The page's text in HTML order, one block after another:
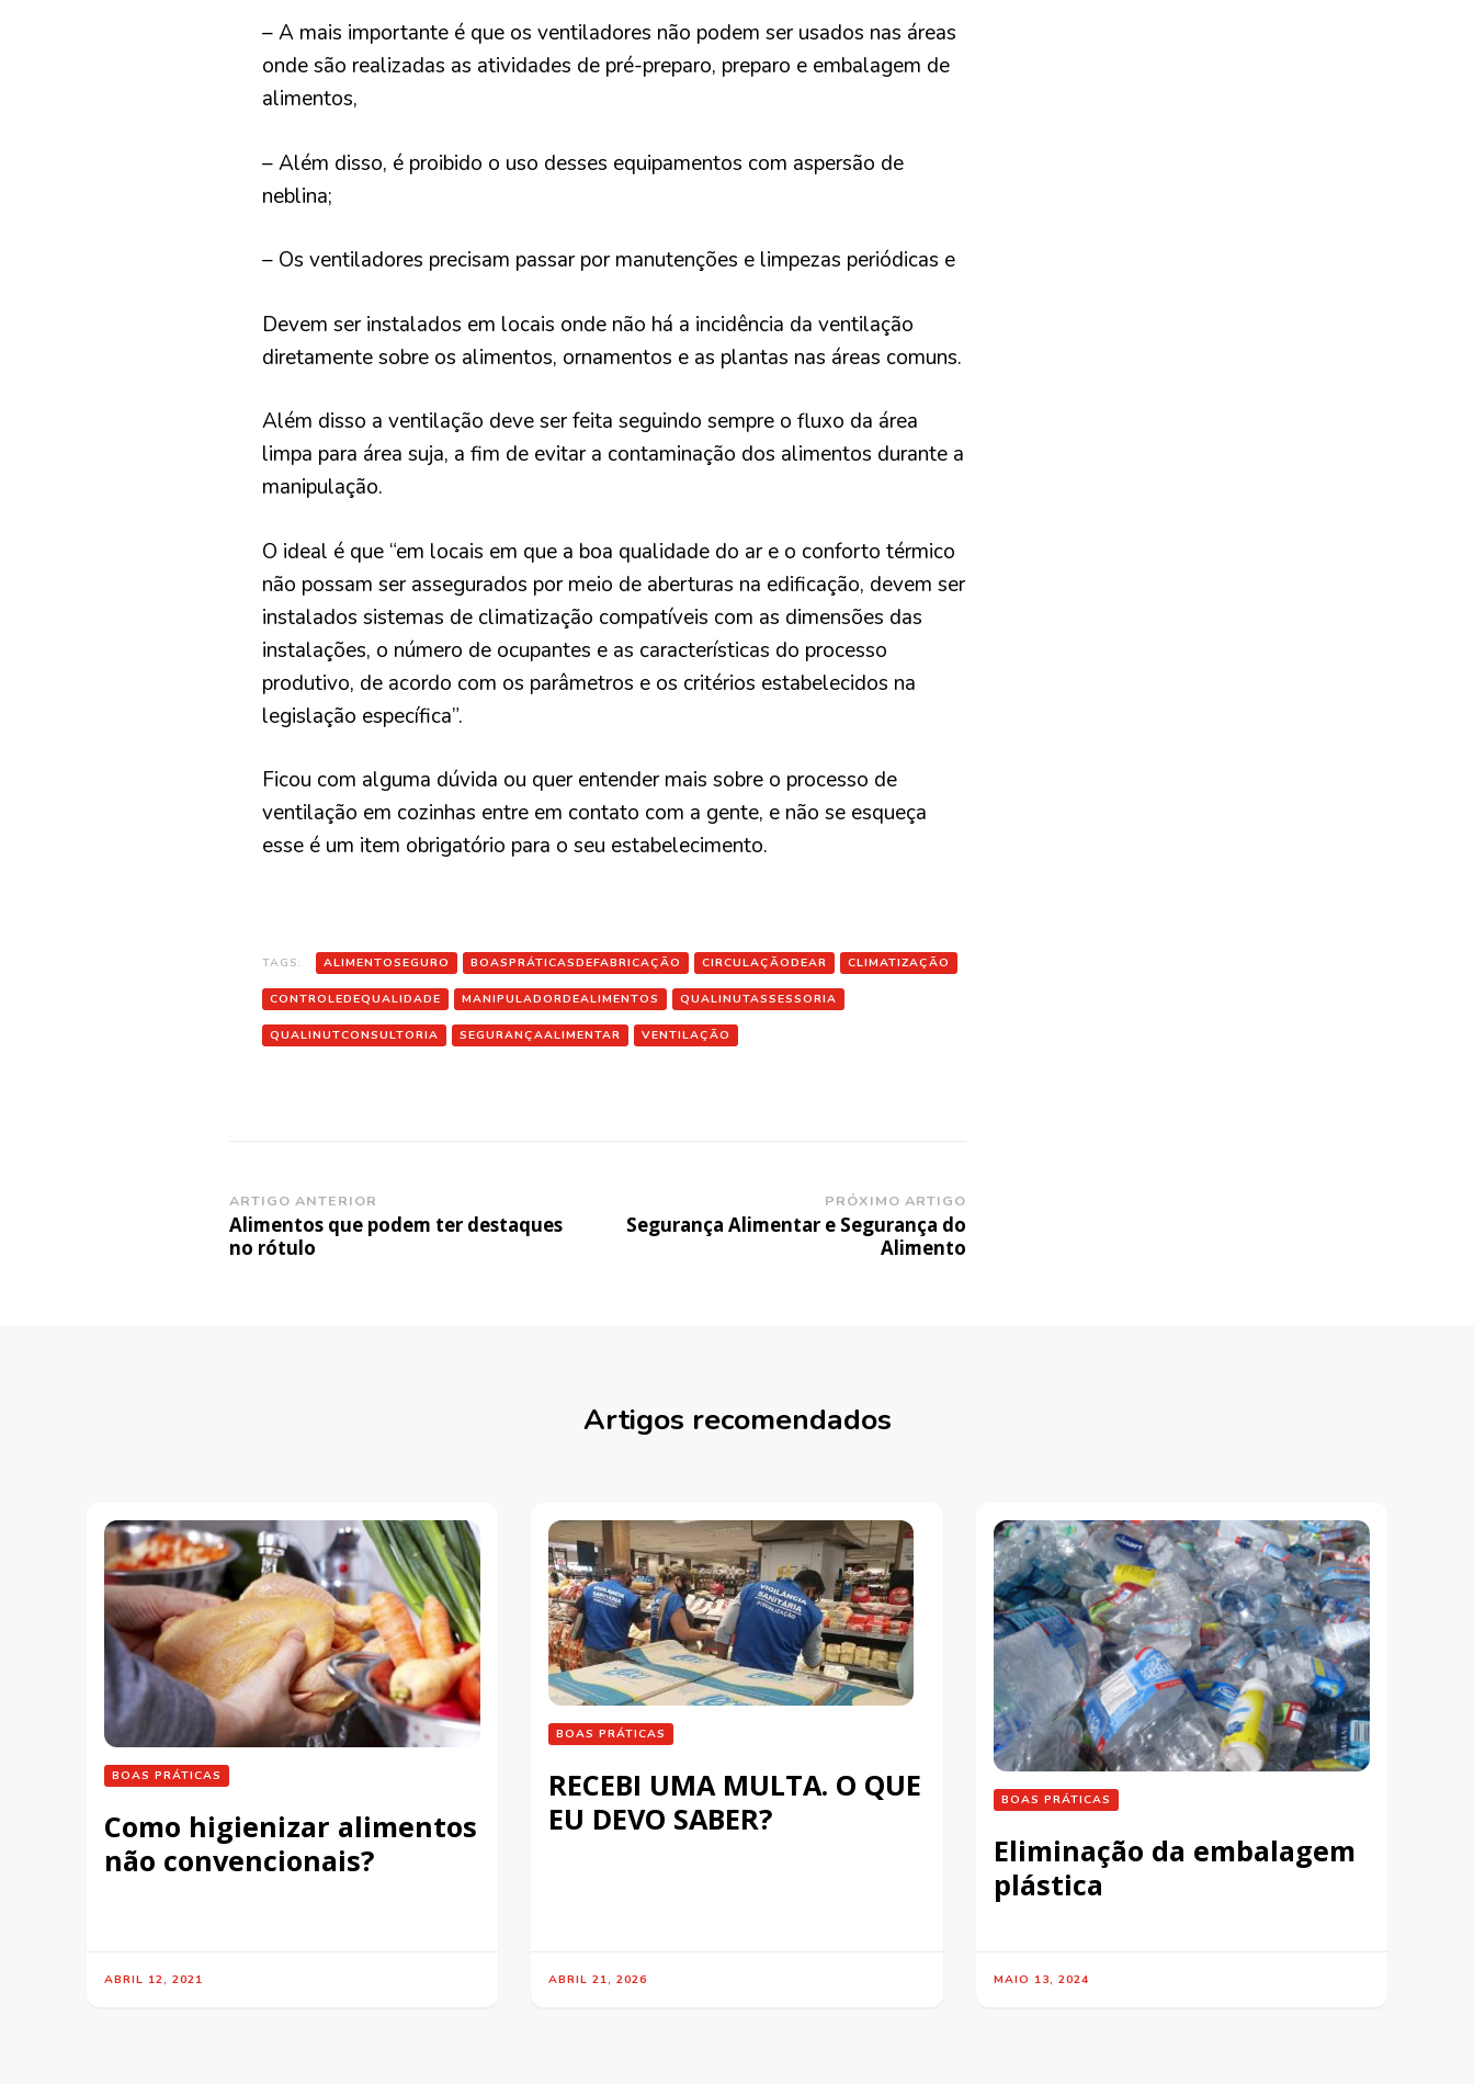
– A mais importante é que os ventiladores não podem ser usados nas áreas
onde são realizadas as atividades de pré-preparo, preparo e embalagem de
alimentos,
– Além disso, é proibido o uso desses equipamentos com aspersão de
neblina;
– Os ventiladores precisam passar por manutenções e limpezas periódicas e
Devem ser instalados em locais onde não há a incidência da ventilação
diretamente sobre os alimentos, ornamentos e as plantas nas áreas comuns.
Além disso a ventilação deve ser feita seguindo sempre o fluxo da área
limpa para área suja, a fim de evitar a contaminação dos alimentos durante a
manipulação.
O ideal é que “em locais em que a boa qualidade do ar e o conforto térmico
não possam ser assegurados por meio de aberturas na edificação, devem ser
instalados sistemas de climatização compatíveis com as dimensões das
instalações, o número de ocupantes e as características do processo
produtivo, de acordo com os parâmetros e os critérios estabelecidos na
legislação específica”.
Ficou com alguma dúvida ou quer entender mais sobre o processo de
ventilação em cozinhas entre em contato com a gente, e não se esqueça
esse é um item obrigatório para o seu estabelecimento.
TAGS: ALIMENTOSEGURO BOASPRÁTICASDEFABRICAÇÃO CIRCULAÇÃODEAR CLIMATIZAÇÃO
CONTROLEDEQUALIDADE MANIPULADORDEALIMENTOS QUALINUTASSESSORIA
QUALINUTCONSULTORIA SEGURANÇAALIMENTAR VENTILAÇÃO
Navegação
de
ARTIGO ANTERIOR
Alimentos que podem ter destaques
no rótulo
PRÓXIMO ARTIGO
Segurança Alimentar e Segurança do
Alimento
Artigos recomendados
BOAS PRÁTICAS
Como higienizar alimentos
não convencionais?
ABRIL 12, 2021
BOAS PRÁTICAS
RECEBI UMA MULTA. O QUE
EU DEVO SABER?
ABRIL 21, 2026
BOAS PRÁTICAS
Eliminação da embalagem
plástica
MAIO 13, 2024